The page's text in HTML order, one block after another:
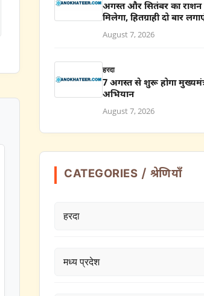
अगस्त और सितंबर का
मिलेगा, हितग्राही दो बार
August 7, 2026
हरदा
7 अगस्त से शुरू होगा
अभियान
August 7, 2026
CATEGORIES / श्रेणियाँ
हरदा
मध्य प्रदेश